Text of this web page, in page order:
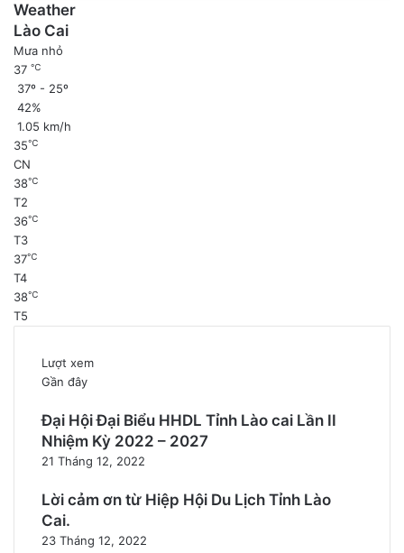
Weather
Lào Cai
Mưa nhỏ
37 ℃
37º - 25º
42%
1.05 km/h
35℃
CN
38℃
T2
36℃
T3
37℃
T4
38℃
T5
Lượt xem
Gần đây
Đại Hội Đại Biểu HHDL Tỉnh Lào cai Lần II
Nhiệm Kỳ 2022 – 2027
21 Tháng 12, 2022
Lời cảm ơn từ Hiệp Hội Du Lịch Tỉnh Lào
Cai.
23 Tháng 12, 2022